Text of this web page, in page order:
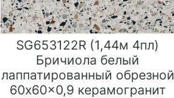
SG653122R (1,44м 4пл)
Бричиола белый
лаппатированный обрезной
60x60x0,9 керамогранит